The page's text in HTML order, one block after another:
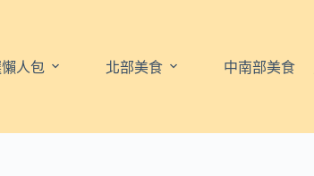
人包 北部美食 中南部美食